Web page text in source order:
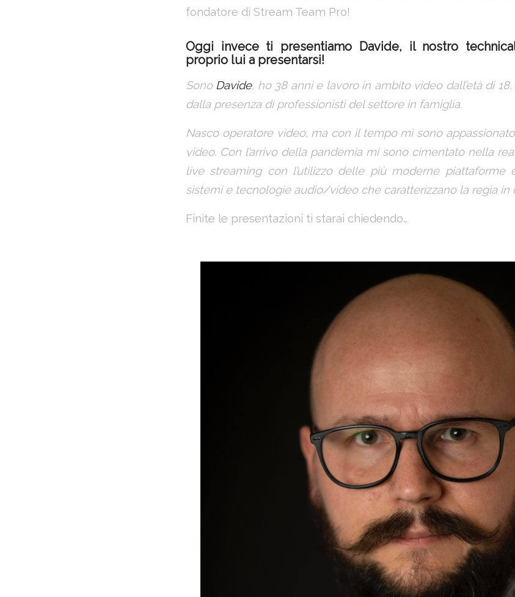
fondatore di Stream Team Pro!
Oggi invece ti presentiamo Davide, il nostro
proprio lui a presentarsi!
Sono Davide, ho 38 anni e lavoro in ambito video dall’età di
dalla presenza di professionisti del settore in famiglia.
Nasco operatore video, ma con il tempo mi sono
video. Con l’arrivo della pandemia mi sono cimentato nella
live streaming con l’utilizzo delle più moderne piattaforme
sistemi e tecnologie audio/video che caratterizzano la regia in
Finite le presentazioni ti starai chiedendo…